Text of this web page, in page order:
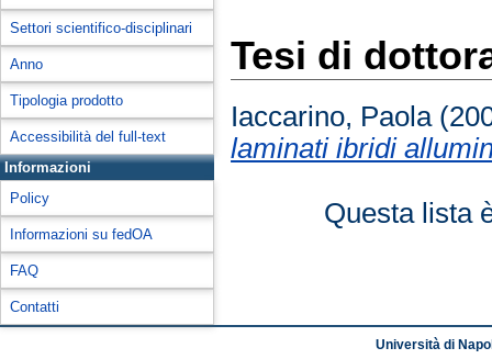
Settori scientifico-disciplinari
Anno
Tipologia prodotto
Accessibilità del full-text
Informazioni
Policy
Informazioni su fedOA
FAQ
Contatti
Tesi di
Iaccarino, Paola
laminati ibridi
Questa lista
Università di